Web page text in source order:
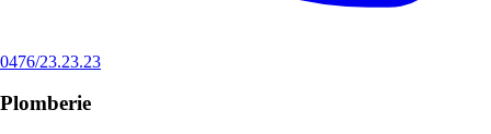
0476/23.23.23
Plomberie